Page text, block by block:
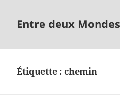
Entre deux Mondes
Étiquette :chemin